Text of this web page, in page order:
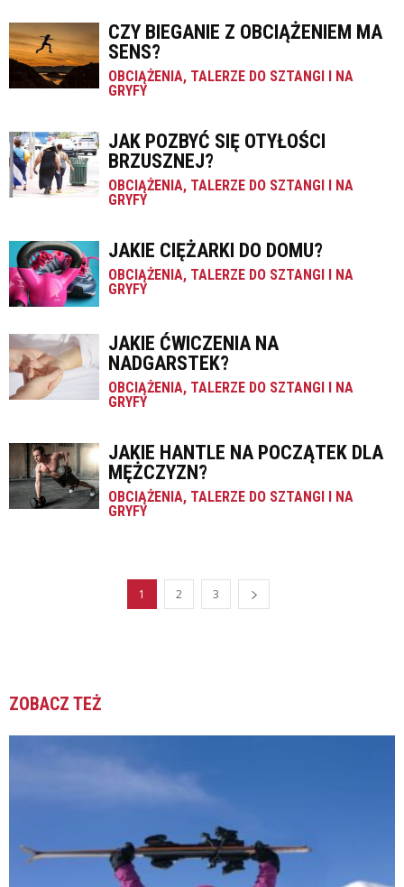
CZY BIEGANIE Z OBCIĄŻENIEM MA
SENS?
OBCIĄŻENIA, TALERZE DO SZTANGI I NA
GRYFY
JAK POZBYĆ SIĘ OTYŁOŚCI
BRZUSZNEJ?
OBCIĄŻENIA, TALERZE DO SZTANGI I NA
GRYFY
JAKIE CIĘŻARKI DO DOMU?
OBCIĄŻENIA, TALERZE DO SZTANGI I NA
GRYFY
JAKIE ĆWICZENIA NA
NADGARSTEK?
OBCIĄŻENIA, TALERZE DO SZTANGI I NA
GRYFY
JAKIE HANTLE NA POCZĄTEK DLA
MĘŻCZYZN?
OBCIĄŻENIA, TALERZE DO SZTANGI I NA
GRYFY
1 2 3
ZOBACZ TEŻ